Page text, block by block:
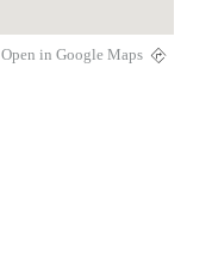
Open in Google Maps